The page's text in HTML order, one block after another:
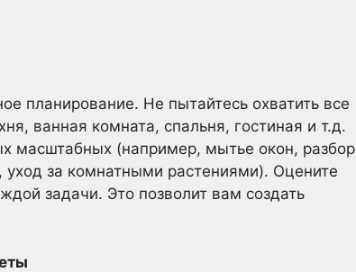
планирование. Не пытайтесь охватить все
ванная комната, спальня, гостиная и т.д.
масштабных (например, мытье окон, разбор
за комнатными растениями). Оцените
задачи. Это позволит вам создать